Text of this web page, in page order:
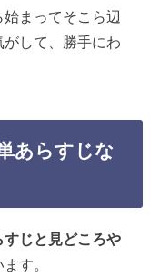
まってそこら辺
して、勝手にわ
あらすじな
すじと見どころや
す。